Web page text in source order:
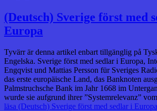
(Deutsch) Sverige först med
Europa
Tyvärr är denna artikel enbart tillgänglig på
Engelska. Sverige först med sedlar i Europa,
Engqvist und Mattias Persson für Sveriges
das erste europäische Land, das Banknoten
Palmstruchsche Bank im Jahr 1668 im
wurde sie aufgrund ihrer ”Systemrelevanz”
läsa (Deutsch) Sverige först med sedlar i Europa